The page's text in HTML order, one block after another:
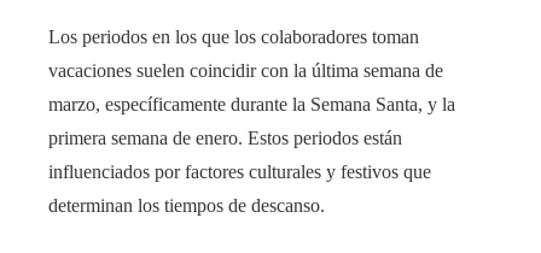
Los periodos en los que los colaboradores toman
vacaciones suelen coincidir con la última semana de
marzo, específicamente durante la Semana Santa, y la
primera semana de enero. Estos periodos están
influenciados por factores culturales y festivos que
determinan los tiempos de descanso.​